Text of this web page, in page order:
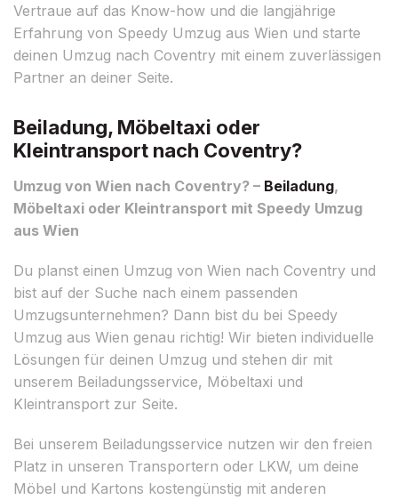
Vertraue auf das Know-how und die langjährige
Erfahrung von Speedy Umzug aus Wien und starte
deinen Umzug nach Coventry mit einem zuverlässigen
Partner an deiner Seite.
Beiladung, Möbeltaxi oder
Kleintransport nach Coventry?
Umzug von Wien nach Coventry? – Beiladung,
Möbeltaxi oder Kleintransport mit Speedy Umzug
aus Wien
Du planst einen Umzug von Wien nach Coventry und
bist auf der Suche nach einem passenden
Umzugsunternehmen? Dann bist du bei Speedy
Umzug aus Wien genau richtig! Wir bieten individuelle
Lösungen für deinen Umzug und stehen dir mit
unserem Beiladungsservice, Möbeltaxi und
Kleintransport zur Seite.
Bei unserem Beiladungsservice nutzen wir den freien
Platz in unseren Transportern oder LKW, um deine
Möbel und Kartons kostengünstig mit anderen